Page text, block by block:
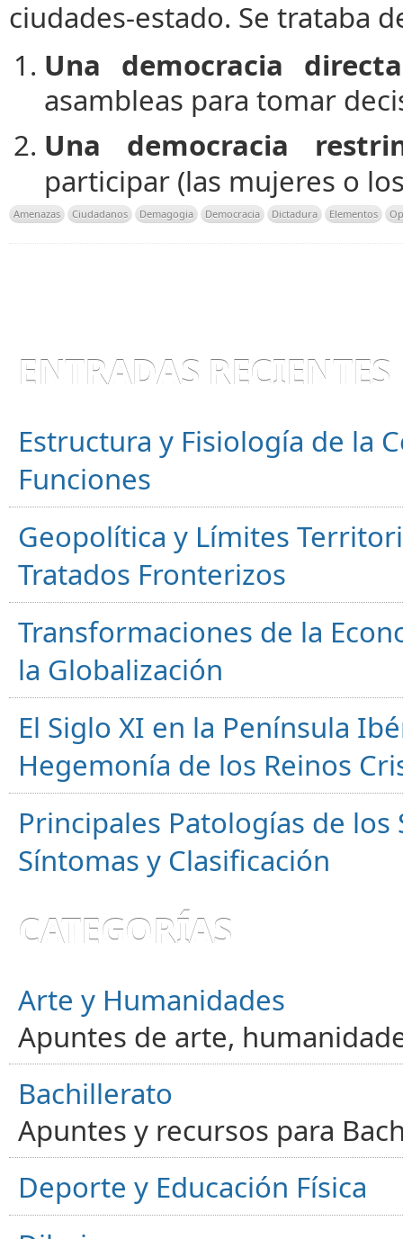
ciudades-estado. Se trataba
Una democracia
asambleas para tomar
Una democracia
participar (las mujeres o
Amenazas Ciudadanos Demagogia Democracia Dictadura Elementos
ENTRADAS RECIENTES
Estructura y Fisiología de la
Funciones
Geopolítica y Límites
Tratados Fronterizos
Transformaciones de la
la Globalización
El Siglo XI en la Península
Hegemonía de los Reinos
Principales Patologías de
Síntomas y Clasificación
CATEGORÍAS
Arte y Humanidades
Apuntes de arte,
Bachillerato
Apuntes y recursos para
Deporte y Educación Física